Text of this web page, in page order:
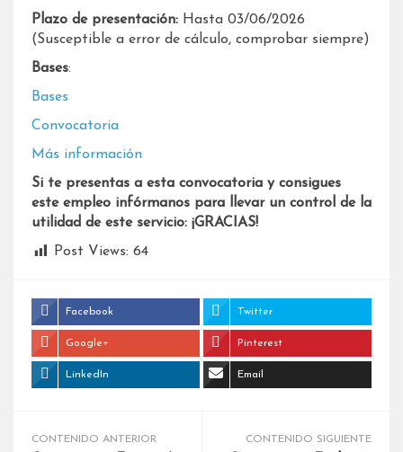
Plazo de presentación: Hasta 03/06/2026
(Susceptible a error de cálculo, comprobar siempre)
Bases:
Bases
Convocatoria
Más información
Si te presentas a esta convocatoria y consigues
este empleo infórmanos para llevar un control de la
utilidad de este servicio: ¡GRACIAS!
Post Views: 64
Facebook Twitter
Google+ Pinterest
LinkedIn Email
CONTENIDO ANTERIOR CONTENIDO SIGUIENTE